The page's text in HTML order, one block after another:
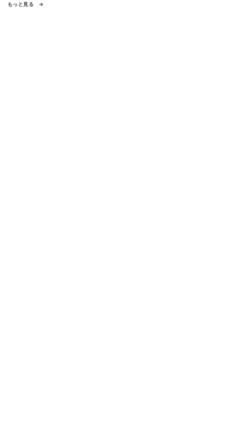
もっと見る